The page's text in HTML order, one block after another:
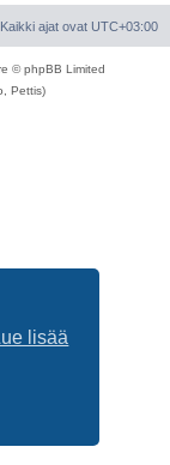
lisää
Kaikki ajat ovat UTC+03:00
© phpBB Limited
Pettis)